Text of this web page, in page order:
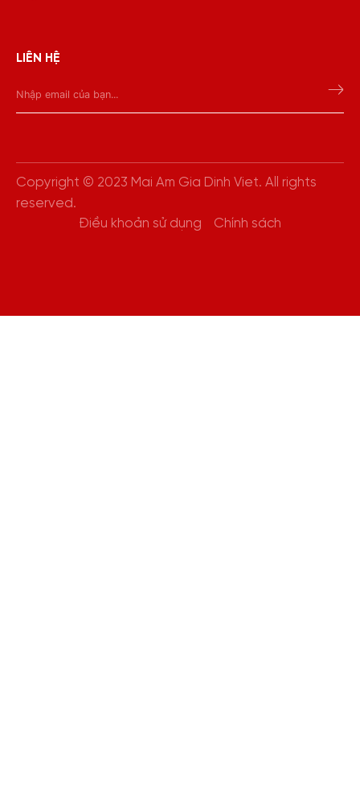
LIÊN HỆ
Copyright © 2023 Mai Am Gia Dinh Viet. All rights
reserved.
Điều khoản sử dụng
Chính sách